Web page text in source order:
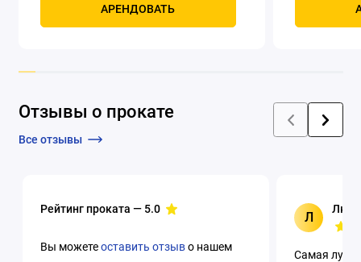
АРЕНДОВАТЬ
Отзывы о прокате
Все отзывы
Рейтинг проката — 5.0
Вы можетеоставить отзыво нашем
Л
Самая